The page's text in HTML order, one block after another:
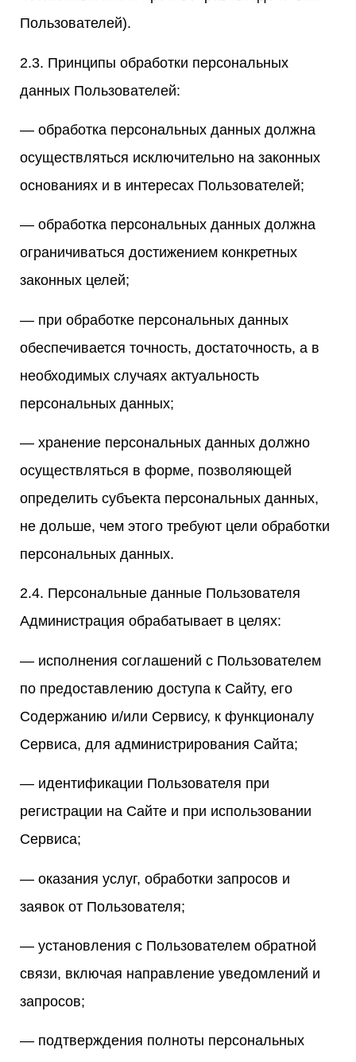
Пользователей).
2.3. Принципы обработки персональных
данных Пользователей:
— обработка персональных данных должна
осуществляться исключительно на законных
основаниях и в интересах Пользователей;
— обработка персональных данных должна
ограничиваться достижением конкретных
законных целей;
— при обработке персональных данных
обеспечивается точность, достаточность, а в
необходимых случаях актуальность
персональных данных;
— хранение персональных данных должно
осуществляться в форме, позволяющей
определить субъекта персональных данных,
не дольше, чем этого требуют цели обработки
персональных данных.
2.4. Персональные данные Пользователя
Администрация обрабатывает в целях:
— исполнения соглашений с Пользователем
по предоставлению доступа к Сайту, его
Содержанию и/или Сервису, к функционалу
Сервиса, для администрирования Сайта;
— идентификации Пользователя при
регистрации на Сайте и при использовании
Сервиса;
— оказания услуг, обработки запросов и
заявок от Пользователя;
— установления с Пользователем обратной
связи, включая направление уведомлений и
запросов;
— подтверждения полноты персональных